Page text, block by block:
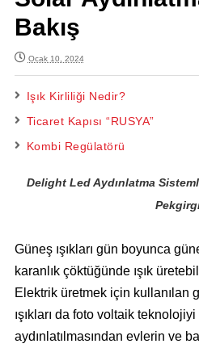
Bakış
Ocak 10, 2024
Işık Kirliliği Nedir?
Ticaret Kapısı “RUSYA”
Kombi Regülatörü
Delight Led Aydınlatma
Güneş ışıkları gün boyunca
karanlık çöktüğünde ışık
Elektrik üretmek için kullanılan
ışıkları da foto voltaik
aydınlatılmasından evlerin ve